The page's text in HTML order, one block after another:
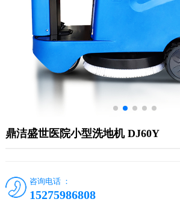
鼎洁盛世医院小型洗地机 DJ60Y
咨询电话 ：
15275986808